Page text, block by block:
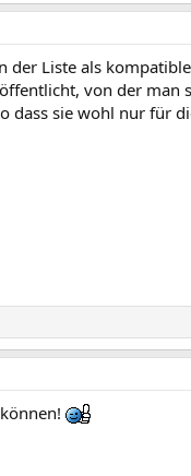
der Liste als
von der man
dass sie wohl nur für